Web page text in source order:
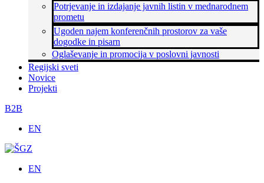
Potrjevanje in izdajanje javnih listin v mednarodnem
prometu
Ugoden najem konferenčnih prostorov za vaše
dogodke in pisarn
Oglaševanje in promocija v poslovni javnosti
Regijski sveti
Novice
Projekti
B2B
EN
EN